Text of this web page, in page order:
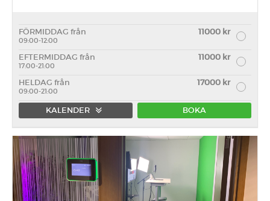
FÖRMIDDAG från 11000 kr
09:00-12:00
EFTERMIDDAG från 11000 kr
17:00-21:00
HELDAG från 17000 kr
09:00-21:00
KALENDER BOKA
Förmiddag Eftermiddag Heldag